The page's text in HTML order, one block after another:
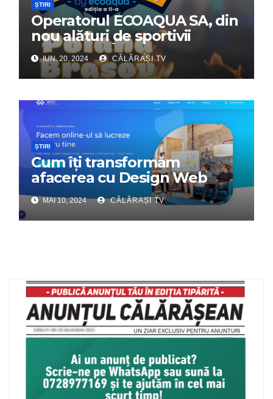
ȘTIRI
Operatorul ECOAQUA SA, din
nou alături de sportivii
călărășeni. Începe „Prima
Tabără”!
IUN. 20, 2024 CĂLĂRAȘI TV
ȘTIRI
Cum îți transformăm
afacerea cu Design Web
Interactiv – Partenerul tău
digital de încredere
MAI 10, 2024 CĂLĂRAȘI TV